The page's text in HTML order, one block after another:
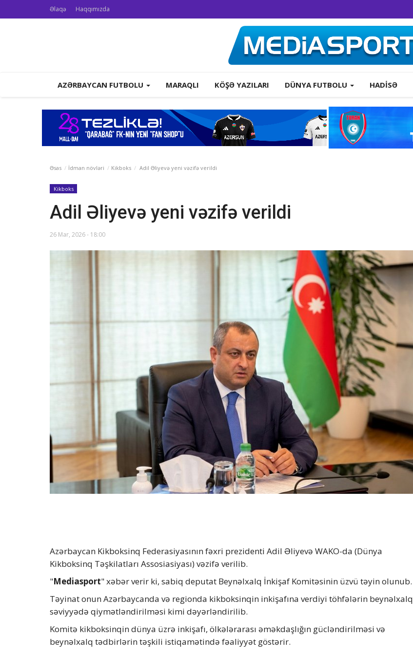
Əlaqə Haqqımızda
AZƏRBAYCAN FUTBOLU MARAQLI KÖŞƏ YAZILARI DÜNYA FUTBOLU HADISƏ
Əsas İdman növləri Kikboks Adil Əliyevə yeni vəzifə verildi
Kikboks
Adil Əliyevə yeni vəzifə verildi
26 Mar, 2026 - 18:00
Azərbaycan Kikboksinq Federasiyasının fəxri prezidenti Adil Əliyevə WAKO-da (Dünya
Kikboksinq Təşkilatları Assosiasiyası) vəzifə verilib.
"Mediasport" xəbər verir ki, sabiq deputat Beynəlxalq İnkişaf Komitəsinin üzvü təyin olunub.
Təyinat onun Azərbaycanda və regionda kikboksinqin inkişafına verdiyi töhfələrin beynəlxalq
səviyyədə qiymətləndirilməsi kimi dəyərləndirilib.
Komitə kikboksinqin dünya üzrə inkişafı, ölkələrarası əməkdaşlığın gücləndirilməsi və
beynəlxalq tədbirlərin təşkili istiqamətində fəaliyyət göstərir.